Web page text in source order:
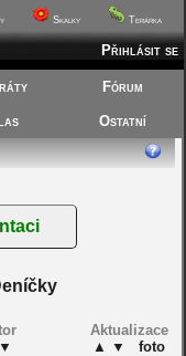
Skalky Terárka
Přihlásit se
Fórum
Ostatní
▼
Aktualizace
▲ ▼ foto